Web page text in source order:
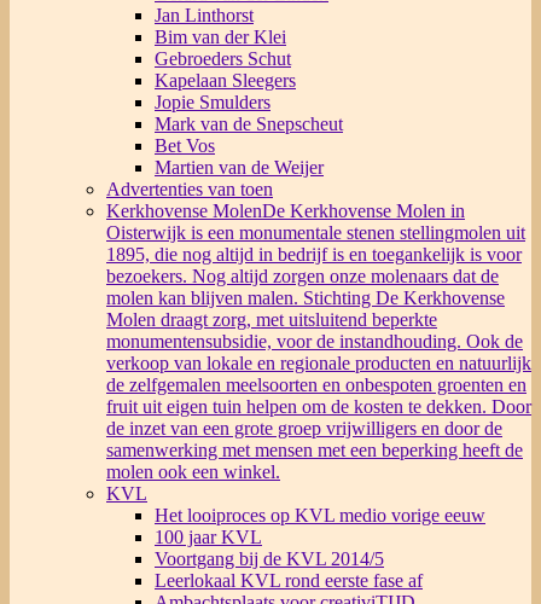
Jan Linthorst
Bim van der Klei
Gebroeders Schut
Kapelaan Sleegers
Jopie Smulders
Mark van de Snepscheut
Bet Vos
Martien van de Weijer
Advertenties van toen
Kerkhovense MolenDe Kerkhovense Molen in
Oisterwijk is een monumentale stenen stellingmolen uit
1895, die nog altijd in bedrijf is en toegankelijk is voor
bezoekers. Nog altijd zorgen onze molenaars dat de
molen kan blijven malen. Stichting De Kerkhovense
Molen draagt zorg, met uitsluitend beperkte
monumentensubsidie, voor de instandhouding. Ook de
verkoop van lokale en regionale producten en natuurlijk
de zelfgemalen meelsoorten en onbespoten groenten en
fruit uit eigen tuin helpen om de kosten te dekken. Door
de inzet van een grote groep vrijwilligers en door de
samenwerking met mensen met een beperking heeft de
molen ook een winkel.
KVL
Het looiproces op KVL medio vorige eeuw
100 jaar KVL
Voortgang bij de KVL 2014/5
Leerlokaal KVL rond eerste fase af